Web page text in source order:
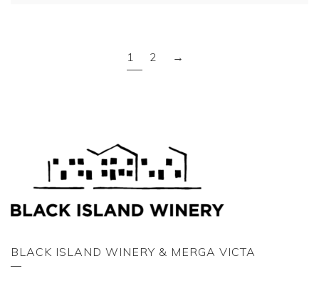
1 2 →
BLACK ISLAND WINERY & MERGA VICTA